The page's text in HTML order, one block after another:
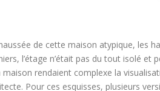
de cette maison atypique, les
l’étage n’était pas du tout isolé et
rendaient complexe la
Pour ces esquisses, plusieurs